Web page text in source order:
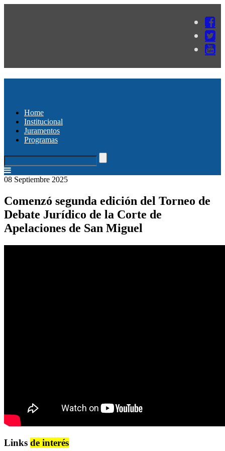
Home
Institucional
Juramentos
Programas
08 Septiembre 2025
Comenzó segunda edición del Torneo de
Debate Jurídico de la Corte de
Apelaciones de San Miguel
Links de interés